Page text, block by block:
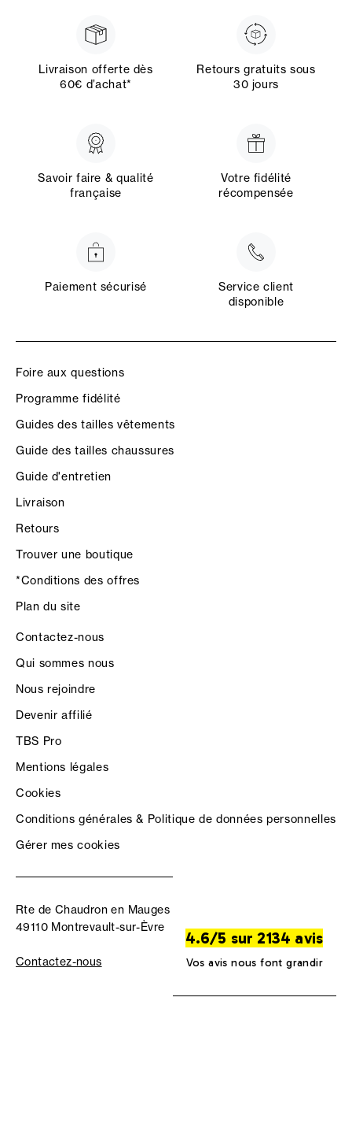
Livraison offerte dès
60€ d’achat*
Retours gratuits sous
30 jours
Savoir faire & qualité
française
Votre fidélité
récompensée
Paiement sécurisé
Service client
disponible
Foire aux questions
Programme fidélité
Guides des tailles vêtements
Guide des tailles chaussures
Guide d'entretien
Livraison
Retours
Trouver une boutique
*Conditions des offres
Plan du site
Contactez-nous
Qui sommes nous
Nous rejoindre
Devenir affilié
TBS Pro
Mentions légales
Cookies
Conditions générales & Politique de données personnelles
Gérer mes cookies
Rte de Chaudron en Mauges
49110 Montrevault-sur-Èvre
Contactez-nous
4.6/5 sur 2134 avis
Vos avis nous font grandir